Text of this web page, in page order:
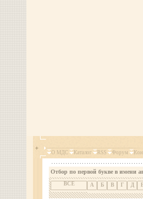
О МДС Каталог RSS Форум
Отбор по первой букве в имени
ВСЕ А Б В Г Д